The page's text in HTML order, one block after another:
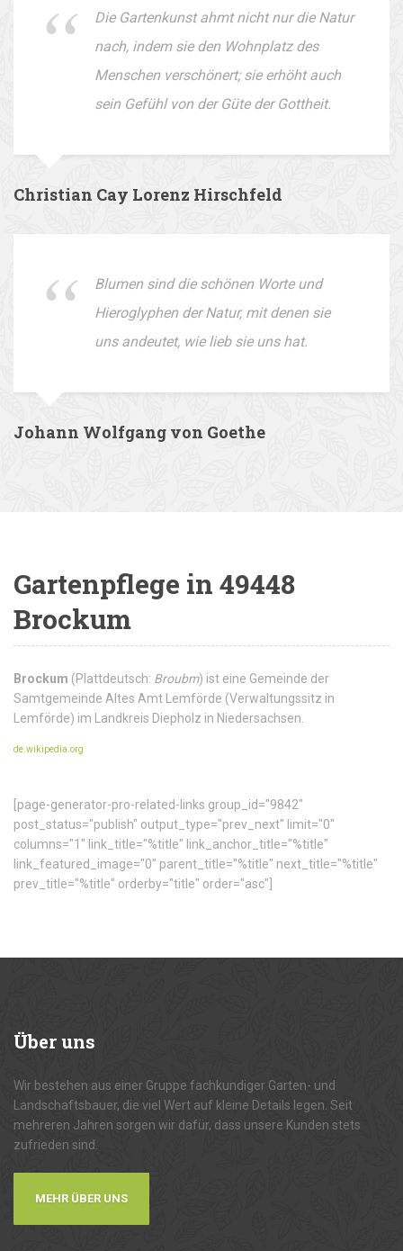
Die Gartenkunst ahmt nicht nur die Natur
nach, indem sie den Wohnplatz des
Menschen verschönert; sie erhöht auch
sein Gefühl von der Güte der Gottheit.
Christian Cay Lorenz Hirschfeld
Blumen sind die schönen Worte und
Hieroglyphen der Natur, mit denen sie
uns andeutet, wie lieb sie uns hat.
Johann Wolfgang von Goethe
Gartenpflege in 49448
Brockum
Brockum (Plattdeutsch: Broubm) ist eine Gemeinde der
Samtgemeinde Altes Amt Lemförde (Verwaltungssitz in
Lemförde) im Landkreis Diepholz in Niedersachsen.
de.wikipedia.org
[page-generator-pro-related-links group_id="9842"
post_status="publish" output_type="prev_next" limit="0"
columns="1" link_title="%title" link_anchor_title="%title"
link_featured_image="0" parent_title="%title" next_title="%title"
prev_title="%title" orderby="title" order="asc"]
Überuns
Wir bestehen aus einer Gruppe fachkundiger Garten- und
Landschaftsbauer, die viel Wert auf kleine Details legen. Seit
mehreren Jahren sorgen wir dafür, dass unsere Kunden stets
zufrieden sind.
MEHR ÜBER UNS